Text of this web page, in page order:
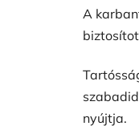
A
nyújtja.